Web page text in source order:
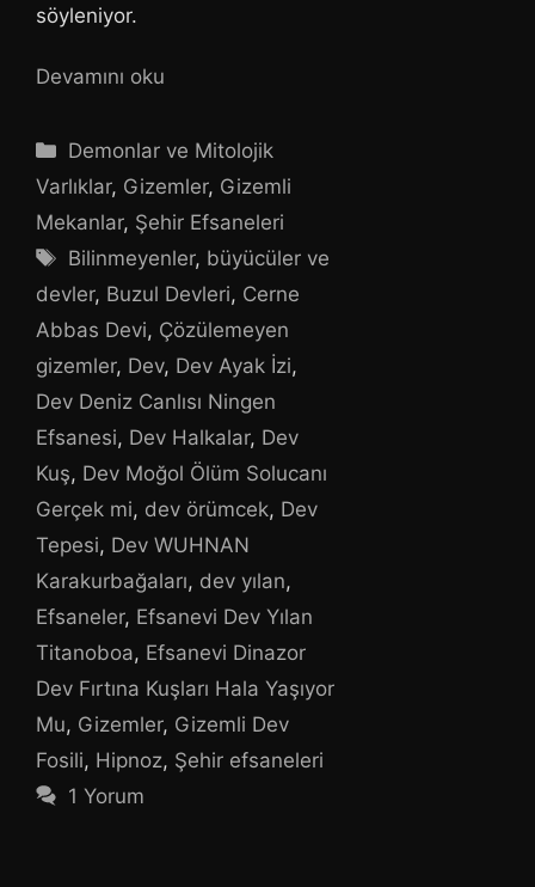
söyleniyor.
Devamını oku
Kategoriler
Demonlar ve Mitolojik
Varlıklar, Gizemler, Gizemli
Mekanlar, Şehir Efsaneleri
Etiketler
Bilinmeyenler, büyücüler ve
devler, Buzul Devleri, Cerne
Abbas Devi, Çözülemeyen
gizemler, Dev, Dev Ayak İzi,
Dev Deniz Canlısı Ningen
Efsanesi, Dev Halkalar, Dev
Kuş, Dev Moğol Ölüm Solucanı
Gerçek mi, dev örümcek, Dev
Tepesi, Dev WUHNAN
Karakurbağaları, dev yılan,
Efsaneler, Efsanevi Dev Yılan
Titanoboa, Efsanevi Dinazor
Dev Fırtına Kuşları Hala Yaşıyor
Mu, Gizemler, Gizemli Dev
Fosili, Hipnoz, Şehir efsaneleri
1 Yorum